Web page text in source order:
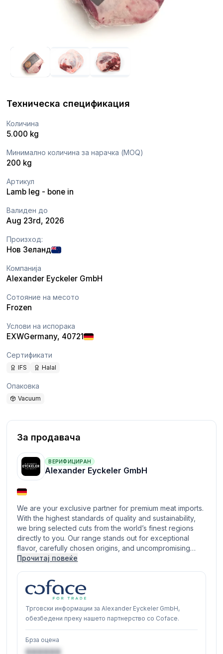
Техническа спецификация
Количина
5.000 kg
Минимално количина за нарачка (MOQ)
200 kg
Артикул
Lamb leg - bone in
Валиден до
Aug 23rd, 2026
Произход:
Нов Зеланд
Компанија
Alexander Eyckeler GmbH
Сотояние на месото
Frozen
Услови на испорака
EXWGermany, 40721
Сертификати
IFS Halal
Опаковка
Vacuum
За продавача
ВЕРИФИЦИРАН
Alexander Eyckeler GmbH
We are your exclusive partner for premium meat imports.
With the highest standards of quality and sustainability,
we bring selected cuts from the world’s finest regions
directly to you. Our range stands out for exceptional
flavor, carefully chosen origins, and uncompromising…
Прочитај повеќе
Трговски информации за Alexander Eyckeler GmbH,
обезбедени преку нашето партнерство со Coface.
Брза оцена
XXXXXX